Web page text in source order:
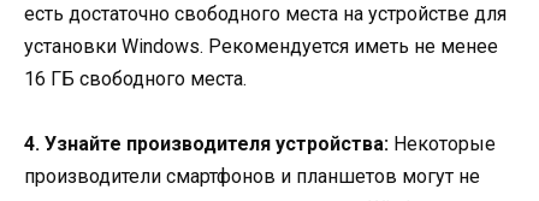
есть достаточно свободного места на устройстве для
установки Windows. Рекомендуется иметь не менее
16 ГБ свободного места.
4. Узнайте производителя устройства: Некоторые
производители смартфонов и планшетов могут не